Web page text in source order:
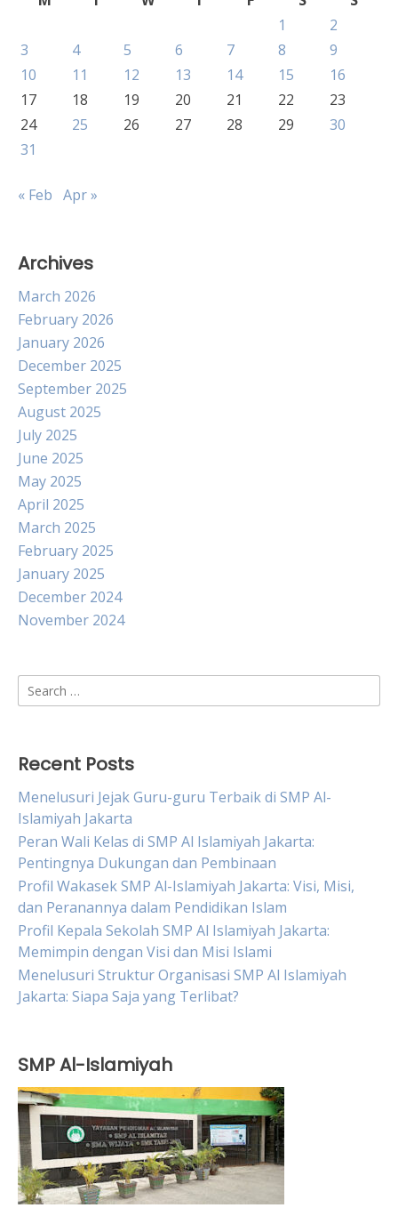
1
2
3
4 5 6 7 8
9
10
11 12 13 14 15
16
17
18 19 20 21 22
23
24
25 26 27 28 29
30
31
« Feb Apr »
Archives
March 2026
February 2026
January 2026
December 2025
September 2025
August 2025
July 2025
June 2025
May 2025
April 2025
March 2025
February 2025
January 2025
December 2024
November 2024
Search
for:
Recent Posts
Menelusuri Jejak Guru-guru Terbaik di SMP Al-
Islamiyah Jakarta
Peran Wali Kelas di SMP Al Islamiyah Jakarta:
Pentingnya Dukungan dan Pembinaan
Profil Wakasek SMP Al-Islamiyah Jakarta: Visi, Misi,
dan Peranannya dalam Pendidikan Islam
Profil Kepala Sekolah SMP Al Islamiyah Jakarta:
Memimpin dengan Visi dan Misi Islami
Menelusuri Struktur Organisasi SMP Al Islamiyah
Jakarta: Siapa Saja yang Terlibat?
SMP Al-Islamiyah